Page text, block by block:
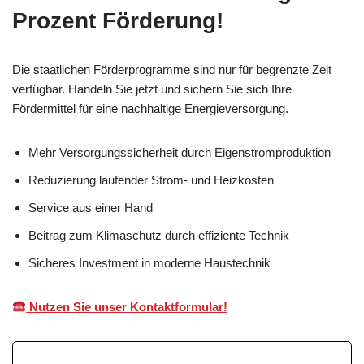
Prozent Förderung!
Die staatlichen Förderprogramme sind nur für begrenzte Zeit
verfügbar. Handeln Sie jetzt und sichern Sie sich Ihre
Fördermittel für eine nachhaltige Energieversorgung.
Mehr Versorgungssicherheit durch Eigenstromproduktion
Reduzierung laufender Strom- und Heizkosten
Service aus einer Hand
Beitrag zum Klimaschutz durch effiziente Technik
Sicheres Investment in moderne Haustechnik
Nutzen Sie unser Kontaktformular!